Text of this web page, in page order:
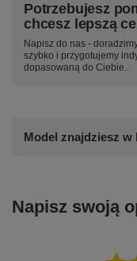
Potrzebujesz
chcesz lepszą
Napisz do nas -
szybko i przygotujemy
dopasowaną do Ciebie..
Model znajdziesz w
Napisz swoją